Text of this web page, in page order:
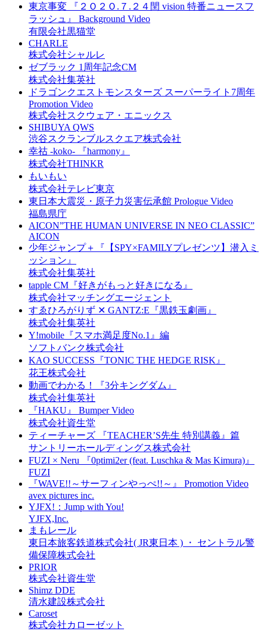
東京事変 『２Ｏ２Ｏ.７.２４閏 vision 特番ニュースフ
ラッシュ』 Background Video
有限会社黒猫堂
CHARLE
株式会社シャルレ
ゼブラック 1周年記念CM
株式会社集英社
ドラゴンクエストモンスターズ スーパーライト7周年
Promotion Video
株式会社スクウェア・エニックス
SHIBUYA QWS
渋谷スクランブルスクエア株式会社
幸祜 -koko- 『harmony』
株式会社THINKR
もいもい
株式会社テレビ東京
東日本大震災・原子力災害伝承館 Prologue Video
福島県庁
AICON”THE HUMAN UNIVERSE IN NEO CLASSIC”
AICON
少年ジャンプ＋『【SPY×FAMILYプレゼンツ】潜入ミ
ッション』
株式会社集英社
tapple CM『好きがもっと好きになる』
株式会社マッチングエージェント
すゑひろがりず ✕ GANTZ:E『黒鉄玉劇画』
株式会社集英社
Y!mobile『スマホ満足度No.1』編
ソフトバンク株式会社
KAO SUCCESS『TONIC THE HEDGE RISK』
花王株式会社
動画でわかる！『3分キングダム』
株式会社集英社
『HAKU』 Bumper Video
株式会社資生堂
ティーチャーズ 『TEACHER’S先生 特別講義』篇
サントリーホールディングス株式会社
FUZI × Neru 『0ptimi2er (feat. Luschka & Mas Kimura)』
FUZI
『WAVE!!～サーフィンやっぺ!!～』 Promotion Video
avex pictures inc.
YJFX!：Jump with You!
YJFX,Inc.
まもレール
東日本旅客鉄道株式会社( JR東日本 ) ・ セントラル警
備保障株式会社
PRIOR
株式会社資生堂
Shimz DDE
清水建設株式会社
Caroset
株式会社カローゼット